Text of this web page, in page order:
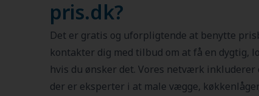
pris.dk?
Det er gratis og uforpligtende at benytte
kontakter dig med tilbud om at få en dygtig,
hvis du ønsker det. Vores netværk
der er eksperter i at male vægge,